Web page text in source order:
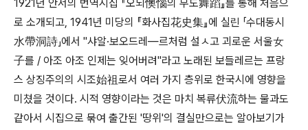
1921년 안서의 번역시집 『오뇌懊惱의 무도舞蹈』를 통해 처음으
로 소개되고, 1941년 미당의 『화사집花史集』에 실린 「수대동시
水帶洞詩」에서 "샤알·보오드레―르처럼 설ㅅ고 괴로운 서울女
子를 / 아조 아조 인제는 잊어버려"라고 노래된 보들레르는 프랑
스 상징주의의 시조始祖로서 여러 가지 층위로 한국시에 영향을
미쳤을 것이다. 시적 영향이라는 것은 마치 복류伏流하는 물과도
같아서 시집으로 묶여 출간된 '땅위'의 결실만으로는 알아보기가